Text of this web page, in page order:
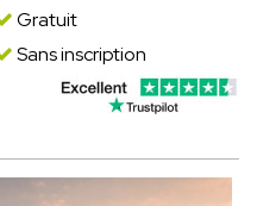
Gratuit
Sans inscription